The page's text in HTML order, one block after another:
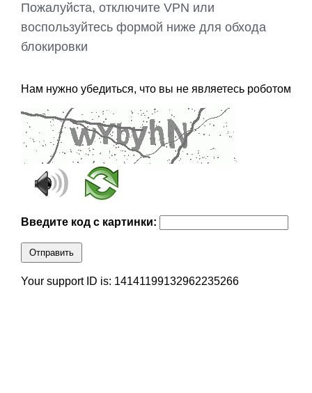
Пожалуйста, отключите VPN или
воспользуйтесь формой ниже для обхода
блокировки
Нам нужно убедиться, что вы не являетесь роботом
Введите код с картинки:
Отправить
Your support ID is: 14141199132962235266